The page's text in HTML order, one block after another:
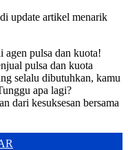
update artikel menarik
agen pulsa dan kuota!
pulsa dan kuota
selalu dibutuhkan, kamu
apa lagi?
dari kesuksesan bersama